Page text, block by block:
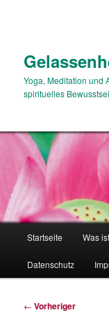
Yoga, Meditation und
spirituelles
Startseite Was
Datenschutz
Beitragsnavigation
← Vorheriger